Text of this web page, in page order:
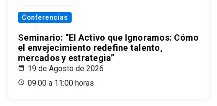
Conferencias
Seminario: “El Activo que Ignoramos: Cómo
el envejecimiento redefine talento,
mercados y estrategia”
19 de Agosto de 2026
09:00 a 11:00 horas